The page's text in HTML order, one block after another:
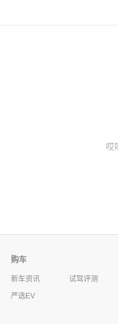
哎
购车
新车资讯
试驾评测
严选EV